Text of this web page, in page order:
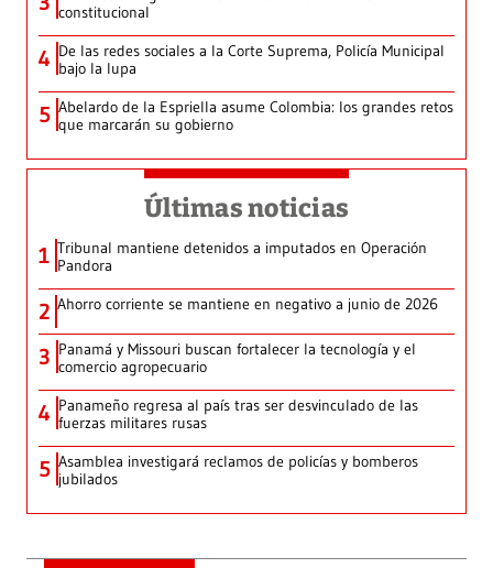
constitucional
4 De las redes sociales a la Corte Suprema, Policía Municipal
bajo la lupa
5 Abelardo de la Espriella asume Colombia: los grandes retos
que marcarán su gobierno
Últimas noticias
1 Tribunal mantiene detenidos a imputados en Operación
Pandora
2 Ahorro corriente se mantiene en negativo a junio de 2026
3 Panamá y Missouri buscan fortalecer la tecnología y el
comercio agropecuario
4 Panameño regresa al país tras ser desvinculado de las
fuerzas militares rusas
5 Asamblea investigará reclamos de policías y bomberos
jubilados